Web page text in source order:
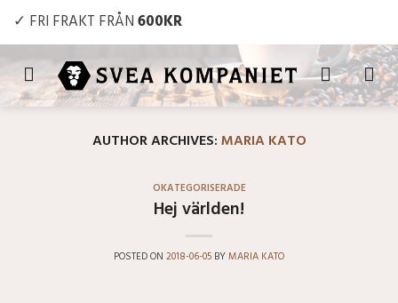
✓ FRI FRAKT FRÅN600KR
AUTHOR ARCHIVES:MARIA KATO
OKATEGORISERADE
Hej världen!
POSTED ON 2018-06-05 BYMARIA KATO